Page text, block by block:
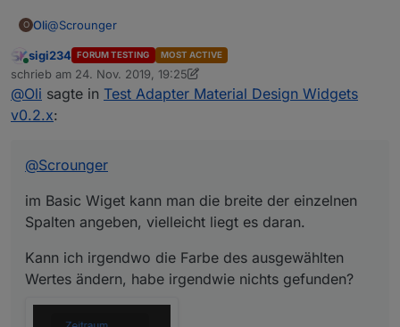
O Oli@Scrounger
im Basic Wiget kann man die breite der einzelnen Spalten
angeben, vielleicht liegt es daran.
Kann ich irgendwo die Farbe des ausgewählten Wertes
ändern, habe irgendwie nichts gefunden?
Online
sigi234 FORUM TESTING MOST ACTIVE
schrieb am 24. Nov. 2019, 19:25
zuletzt editiert von sigi234
@Oli sagte in Test Adapter Material Design Widgets
v0.2.x:
@Scrounger
im Basic Wiget kann man die breite der einzelnen
Spalten angeben, vielleicht liegt es daran.
Kann ich irgendwo die Farbe des ausgewählten
Wertes ändern, habe irgendwie nichts gefunden?